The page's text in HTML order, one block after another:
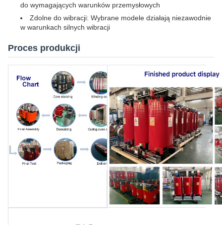
do wymagających warunków przemysłowych
Zdolne do wibracji: Wybrane modele działają niezawodnie
w warunkach silnych wibracji
Proces produkcji